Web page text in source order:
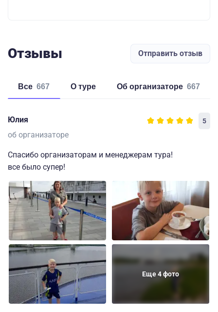
Отзывы Отправить отзыв
Все 667 о туре об организаторе 667
Юлия 5
об организаторе
Спасибо организаторам и менеджерам тура!
все было супер!
Еще 4 фото